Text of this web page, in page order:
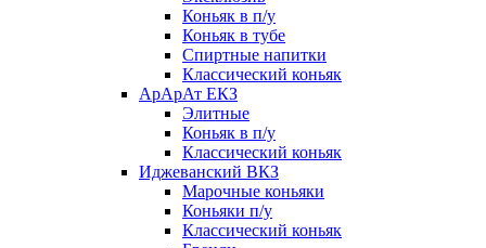
Коньяк в п/у
Коньяк в тубе
Спиртные напитки
Классический коньяк
АрАрАт ЕКЗ
Элитные
Коньяк в п/у
Классический коньяк
Иджеванский ВКЗ
Марочные коньяки
Коньяки п/у
Классический коньяк